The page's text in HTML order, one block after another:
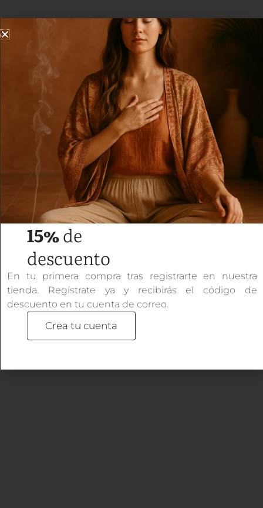
15%de
descuento
En tu primera compra tras registrarte en nuestra
tienda. Regístrate ya y recibirás el código de
descuento en tu cuenta de correo.
Crea tu cuenta